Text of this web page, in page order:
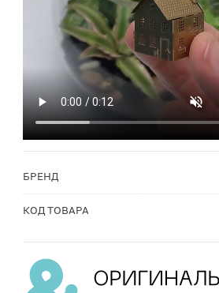
БРЕНД
КОД ТОВАРА